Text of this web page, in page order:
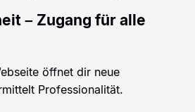
– Zugang für alle
öffnet dir neue
Professionalität.